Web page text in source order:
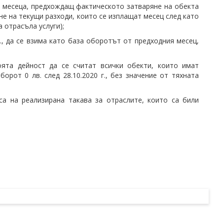
предхождащ фактическото затваряне на обекта
на текущи разходи, които се изплащат месец след като
услуги);
се взима като база оборотът от предходния месец,
дейност да се считат всички обекти, които имат
0 лв. след 28.10.2020 г., без значение от тяхната
на реализирана такава за отраслите, които са били